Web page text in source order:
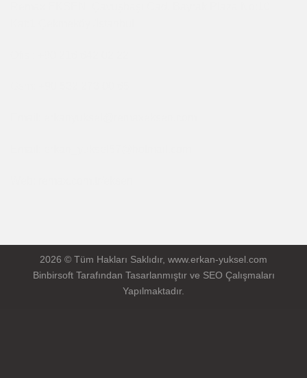
2026 © Tüm Hakları Saklıdır, www.erkan-yuksel.com
BinbirsoftTarafından Tasarlanmıştır ve SEO Çalışmaları
Yapılmaktadır.